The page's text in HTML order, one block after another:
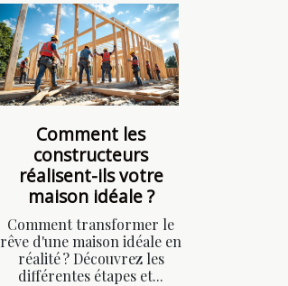
Comment les
constructeurs
réalisent-ils votre
maison idéale ?
Comment transformer le
rêve d'une maison idéale en
réalité ? Découvrez les
différentes étapes et...